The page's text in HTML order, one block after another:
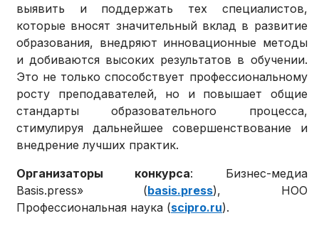
выявить и поддержать тех специалистов,
которые вносят значительный вклад в развитие
образования, внедряют инновационные методы
и добиваются высоких результатов в обучении.
Это не только способствует профессиональному
росту преподавателей, но и повышает общие
стандарты образовательного процесса,
стимулируя дальнейшее совершенствование и
внедрение лучших практик.
Организаторы конкурса: Бизнес-медиа
Basis.press» (basis.press), НОО
Профессиональная наука (scipro.ru).